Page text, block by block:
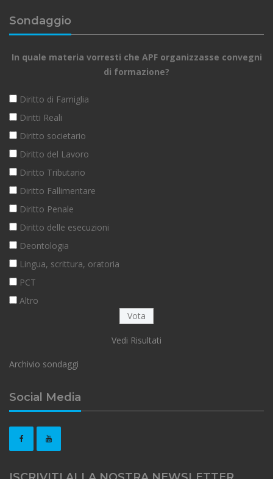
Sondaggio
In quale materia vorresti che APF organizzasse convegni
di formazione?
Diritto di Famiglia
Diritti Reali
Diritto societario
Diritto del Lavoro
Diritto Tributario
Diritto Fallimentare
Diritto Penale
Diritto delle esecuzioni
Deontologia
Lingua, scrittura, oratoria
PCT
Altro
Vedi Risultati
Archivio sondaggi
Social Media